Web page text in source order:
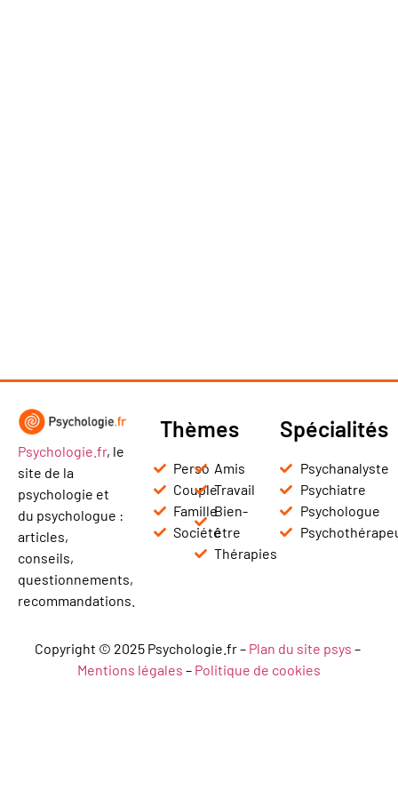
Psychologie.fr, le
site de la
psychologie et
du psychologue :
articles,
conseils,
questionnements,
recommandations.
Thèmes
Perso
Couple
Famille
Société
Amis
Travail
Bien-
être
Thérapies
Spécialités
Psychanalyste
Psychiatre
Psychologue
Copyright © 2025 Psychologie.fr – Plan du site psys –
Mentions légales – Politique de cookies